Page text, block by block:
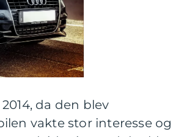
da den blev
vakte stor interesse og